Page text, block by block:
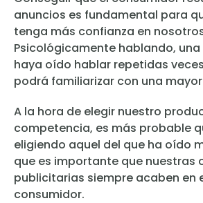
anuncios es fundamental para
tenga más confianza en
Psicológicamente hablando,
haya oído hablar repetidas
podrá familiarizar con una
A la hora de elegir nuestro
competencia, es más probable
eligiendo aquel del que ha oído
que es importante que nuestras
publicitarias siempre acaben en
consumidor.